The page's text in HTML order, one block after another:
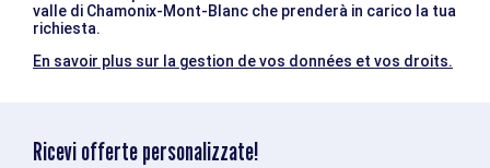
valle di Chamonix-Mont-Blanc che prenderà in carico la tua
richiesta.
En savoir plus sur la gestion de vos données et vos droits.
Ricevi offerte personalizzate!